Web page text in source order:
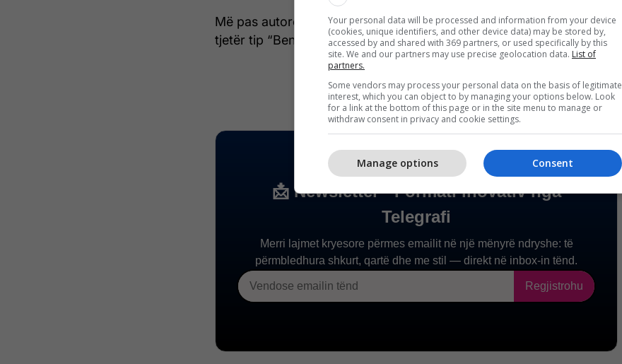
Më pas autorët kanë vjedhur nën kërcënimin e armës, një automjet
tjetër tip “Benz” të një qytetari të rastit dhe janë larguar.
Your personal data will be processed and information from your device
(cookies, unique identifiers, and other device data) may be stored by,
accessed by and shared with 369 partners, or used specifically by this
site. We and our partners may use precise geolocation data. List of
partners.
Some vendors may process your personal data on the basis of legitimate
interest, which you can object to by managing your options below. Look
for a link at the bottom of this page or in the site menu to manage or
withdraw consent in privacy and cookie settings.
Consent
Manage options